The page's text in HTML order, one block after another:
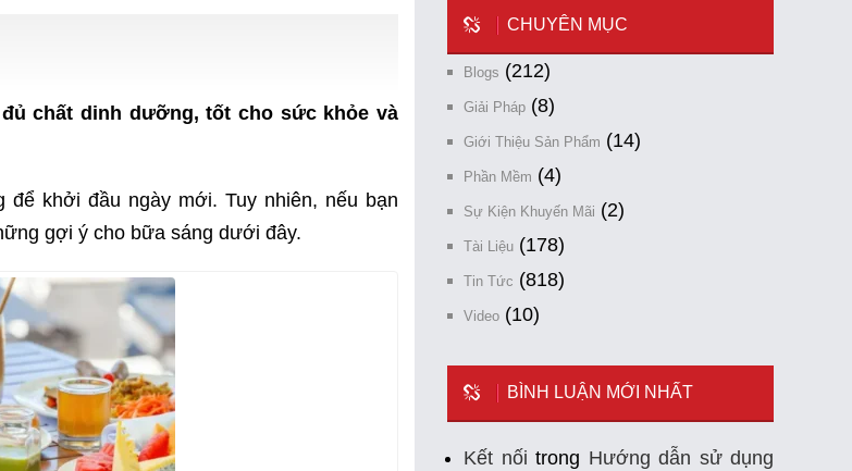
chất dinh dưỡng, tốt cho sức khỏe và
khởi đầu ngày mới. Tuy nhiên, nếu bạn
gợi ý cho bữa sáng dưới đây.
CHUYÊN MỤC
Blogs (212)
Giải Pháp (8)
Giới Thiệu Sản Phẩm (14)
Phần Mềm (4)
Sự Kiện Khuyến Mãi (2)
Tài Liệu (178)
Tin Tức (818)
Video (10)
BÌNH LUẬN MỚI NHẤT
Kết nối trong Hướng dẫn sử dụng